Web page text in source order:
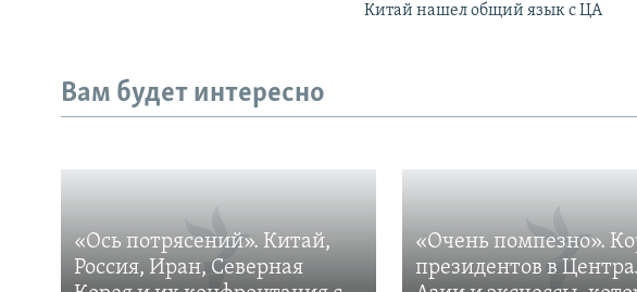
Китай нашел общий язык с ЦА
Вам будет интересно
«Ось потрясений». Китай,
Россия, Иран, Северная
«Очень помпезно».
президентов в